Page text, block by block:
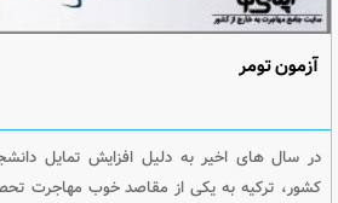
آزمون تومر
در سال های اخیر به دلیل افزایش تمایل
کشور، ترکیه به یکی از مقاصد خوب مهاجرت